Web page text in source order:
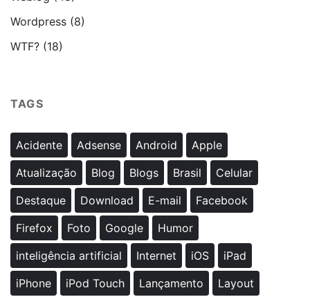
Wordpress (8)
WTF? (18)
TAGS
Acidente Adsense Android
Apple
Atualização
Blog Blogs Brasil
Celular
Destaque
Download E-mail
Facebook
Firefox
Foto Google
Humor
inteligência artificial
Internet iOS
iPad
iPhone
iPod Touch Lançamento
Layout